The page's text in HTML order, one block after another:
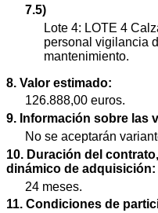
7.5)
Lote 4: LOTE 4
personal vigilancia
mantenimiento.
8. Valor estimado:
126.888,00 euros.
9. Información sobre las
No se aceptarán
10. Duración del
dinámico de adquisición:
24 meses.
11. Condiciones de